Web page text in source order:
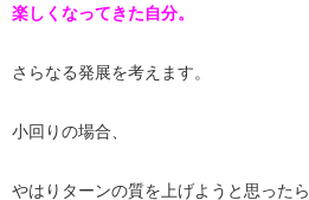
楽しくなってきた自分。
さらなる発展を考えます。
小回りの場合、
やはりターンの質を上げようと思ったら